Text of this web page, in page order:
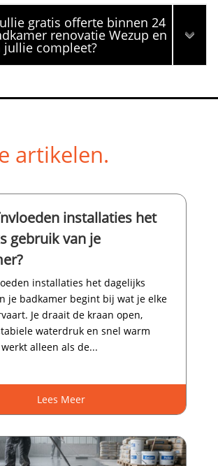
gratis offerte binnen 24
renovatie Wezup en
jullie compleet?
artikelen.
installaties het
gebruik van je
installaties het dagelijks
je badkamer begint bij wat je elke
Je draait de kraan open,
waterdruk en snel warm
alleen als de...
Lees Meer